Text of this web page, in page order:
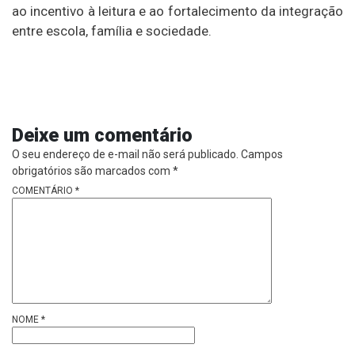
ao incentivo à leitura e ao fortalecimento da integração
entre escola, família e sociedade.
Deixe um comentário
O seu endereço de e-mail não será publicado. Campos
obrigatórios são marcados com *
COMENTÁRIO *
NOME *